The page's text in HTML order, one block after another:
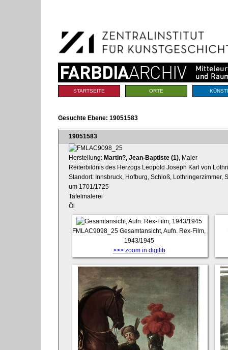
Navigation
Sektionen
STARTSEITE ORTE
Gesuchte Ebene: 19051583
19051583
Herstellung: Martin?, Jean-Baptiste (1) , Maler
Reiterbildnis des Herzogs Leopold Joseph Karl von
Standort: Innsbruck, Hofburg, Schloß, Lothringerzimmer,
um 1701/1725
Tafelmalerei
Öl
FMLAC9098_25 Gesamtansicht, Aufn. Rex-Film,
1943/1945
>>> zoom in digilib